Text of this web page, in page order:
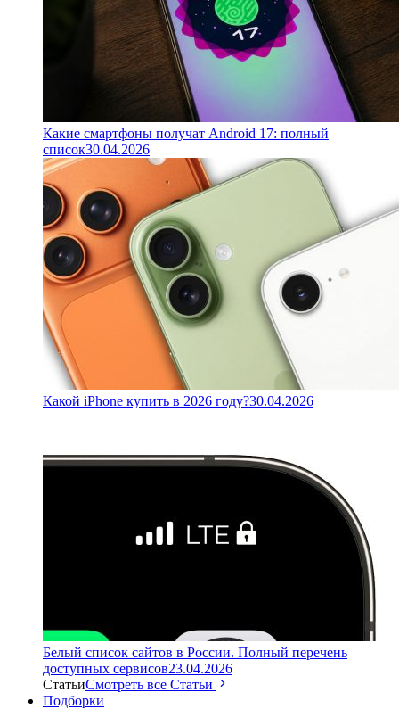
Какие смартфоны получат Android 17: полный
список30.04.2026
Какой iPhone купить в 2026 году?30.04.2026
Белый список сайтов в России. Полный перечень
доступных сервисов23.04.2026
СтатьиСмотреть все Статьи
Подборки